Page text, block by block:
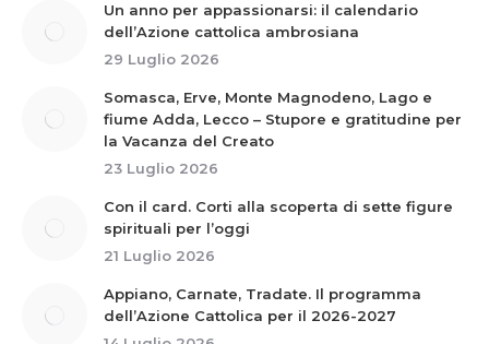
Un anno per appassionarsi: il calendario
dell’Azione cattolica ambrosiana
29 Luglio 2026
Somasca, Erve, Monte Magnodeno, Lago e
fiume Adda, Lecco – Stupore e gratitudine per
la Vacanza del Creato
23 Luglio 2026
Con il card. Corti alla scoperta di sette figure
spirituali per l’oggi
21 Luglio 2026
Appiano, Carnate, Tradate. Il programma
dell’Azione Cattolica per il 2026-2027